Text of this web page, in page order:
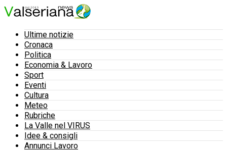
Ultime notizie
Cronaca
Politica
Economia & Lavoro
Sport
Eventi
Cultura
Meteo
Rubriche
La Valle nel VIRUS
Idee & consigli
Annunci Lavoro